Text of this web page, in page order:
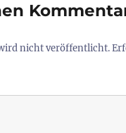
nicht veröffentlicht.